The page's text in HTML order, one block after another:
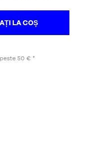
LA COȘ
50 € *